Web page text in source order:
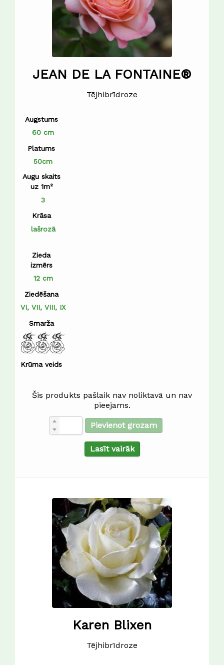
JEAN DE LA FONTAINE®
Tējhibrīdroze
Augstums
60 cm
Platums
50cm
Augu skaits
uz 1m²
3
Krāsa
lašrozā
Zieda
izmērs
12 cm
Ziedēšana
VI, VII, VIII, IX
Smarža
Krūma veids
Šis produkts pašlaik nav noliktavā un nav
pieejams.
Pievienot grozam
Lasīt vairāk
Karen Blixen
Tējhibrīdroze